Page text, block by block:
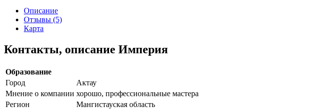
Описание
Отзывы (5)
Карта
Контакты, описание Империя
Образование
Город
Актау
Мнение о компании хорошо, профессиональные мастера
Регион
Мангистауская область